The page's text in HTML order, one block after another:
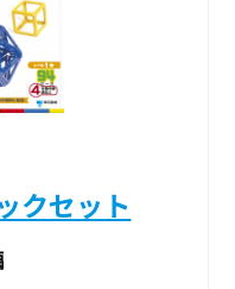
クセット